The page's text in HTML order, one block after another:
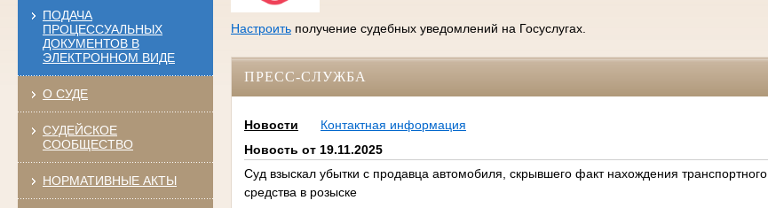
ПОДАЧА
ПРОЦЕССУАЛЬНЫХ
ДОКУМЕНТОВ В
ЭЛЕКТРОННОМ ВИДЕ
О СУДЕ
СУДЕЙСКОЕ
СООБЩЕСТВО
НОРМАТИВНЫЕ АКТЫ
Настроитьполучение судебных уведомлений на Госуслугах.
ПРЕСС-СЛУЖБА
Новости
Контактная информация
Новость от 19.11.2025
Суд взыскал убытки с продавца автомобиля, скрывшего факт нахождения транспортного
средства в розыске